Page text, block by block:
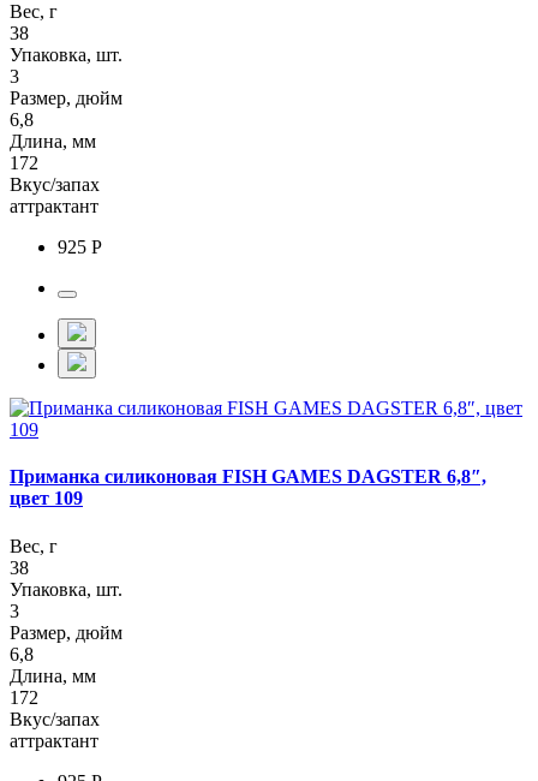
Вес, г
38
Упаковка, шт.
3
Размер, дюйм
6,8
Длина, мм
172
Вкус/запах
аттрактант
925 Р
Приманка силиконовая FISH GAMES DAGSTER 6,8″,
цвет 109
Вес, г
38
Упаковка, шт.
3
Размер, дюйм
6,8
Длина, мм
172
Вкус/запах
аттрактант